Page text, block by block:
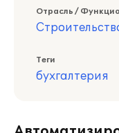
Отрасль /
Теги
бухгалтерия